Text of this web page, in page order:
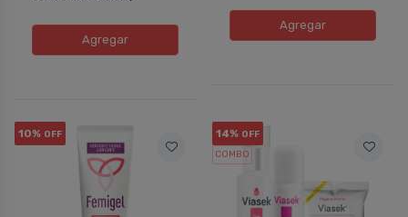
Agregar
Agregar
10% OFF 14% OFF
COMBO